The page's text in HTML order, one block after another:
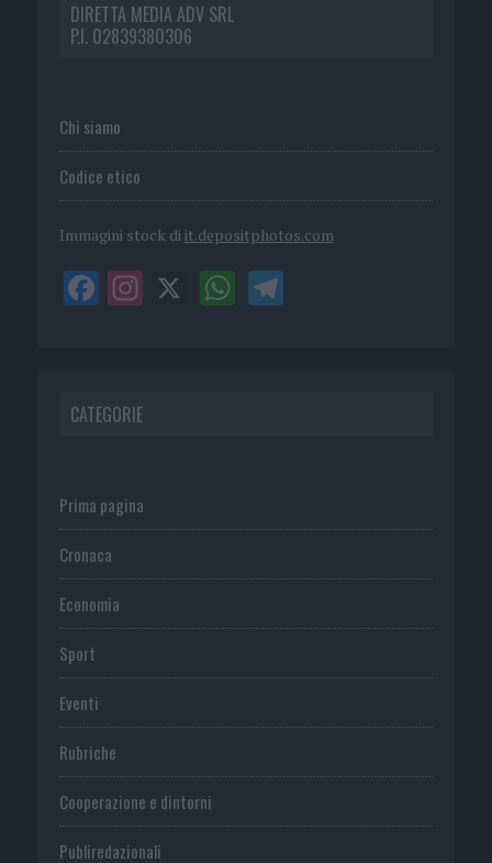
DIRETTA MEDIA ADV SRL
P.I. 02839380306
Chi siamo
Codice etico
Immagini stock di it.depositphotos.com
CATEGORIE
Prima pagina
Cronaca
Economia
Sport
Eventi
Rubriche
Cooperazione e dintorni
Publiredazionali